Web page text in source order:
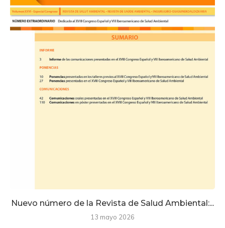
Nuevo número de la Revista de Salud Ambiental:...
13 mayo 2026